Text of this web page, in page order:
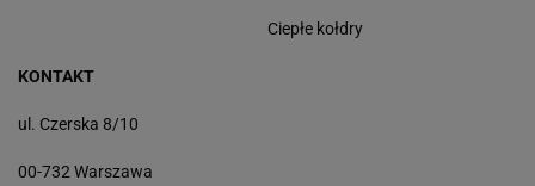
Ciepłe kołdry
KONTAKT
ul. Czerska 8/10
00-732 Warszawa